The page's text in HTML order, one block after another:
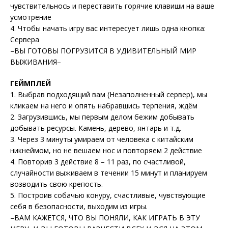
чувствительнось и переставить горячие клавиши на ваше
усмотрение
4. Чтобы начать игру вас интересует лишь одна кнопка:
Cервера
–ВЫ ГОТОВЫ ПОГРУЗИТСЯ В УДИВИТЕЛЬНЫЙ МИР
ВЫЖИВАНИЯ–
ГЕЙМПЛЕЙ
1. Выбрав подходящий вам (Незаполненный сервер), мы
кликаем на него и опять набравшись терпения, ждём
2. Загрузившись, мы первым делом бежим добывать
добывать ресурсы. Камень, дерево, янтарь и т.д.
3. Через 3 минуты умираем от человека с китайским
никнеймом, но не вешаем нос и повторяем 2 действие
4. Повторив 3 действие 8 – 11 раз, по счастливой,
случайности выживаем в течении 15 минут и планируем
возводить свою крепость.
5. Построив собачью конуру, счастливые, чувствующие
себя в безопасности, выходим из игры.
–ВАМ КАЖЕТСЯ, ЧТО ВЫ ПОНЯЛИ, КАК ИГРАТЬ В ЭТУ